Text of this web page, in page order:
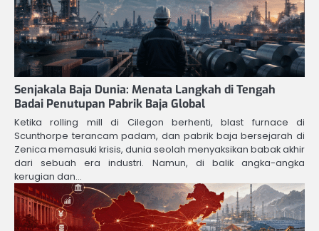
Senjakala Baja Dunia: Menata Langkah di Tengah
Badai Penutupan Pabrik Baja Global
Ketika rolling mill di Cilegon berhenti, blast furnace di
Scunthorpe terancam padam, dan pabrik baja bersejarah di
Zenica memasuki krisis, dunia seolah menyaksikan babak akhir
dari sebuah era industri. Namun, di balik angka-angka
kerugian dan…